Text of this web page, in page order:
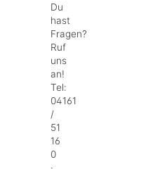
Du
hast
Fragen?
Ruf
uns
an!
Tel:
04161
/
51
16
0